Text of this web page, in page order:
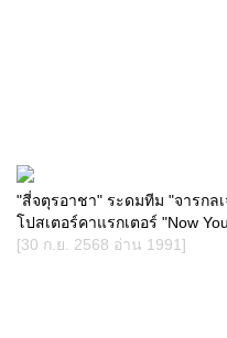
"สี่จตุรอาชา" ระดมทีม "จารกล
โปสเตอร์คาแรกเตอร์ "Now
[30 ก.ย. 2568 อ่าน 1991]